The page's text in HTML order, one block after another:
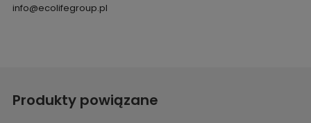
info@ecolifegroup.pl
Produkty powiązane